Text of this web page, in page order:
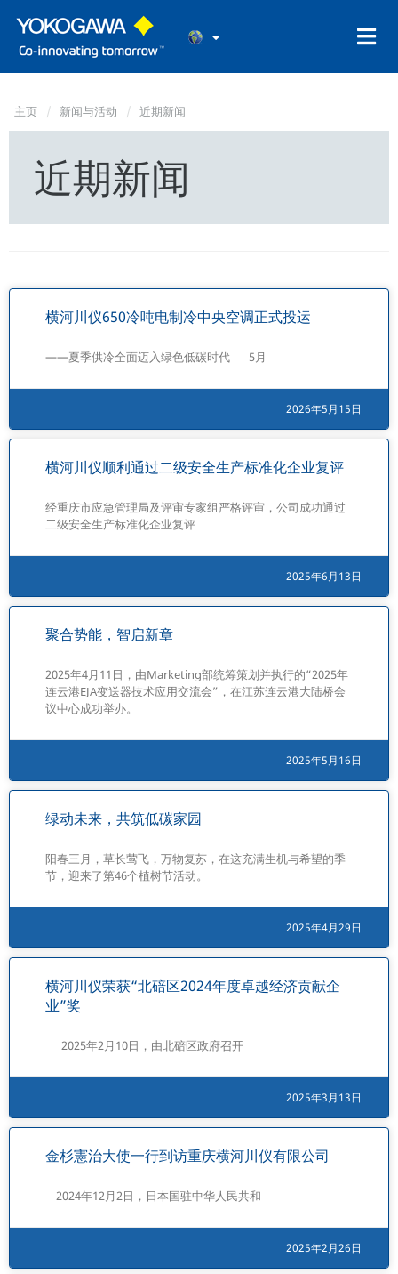
主页 新闻与活动 近期新闻
近期新闻
横河川仪650冷吨电制冷中央空调正式投运
——夏季供冷全面迈入绿色低碳时代 5月
2026年5月15日
横河川仪顺利通过二级安全生产标准化企业复评
经重庆市应急管理局及评审专家组严格评审，公司成功通过
二级安全生产标准化企业复评
2025年6月13日
聚合势能，智启新章
2025年4月11日，由Marketing部统筹策划并执行的“2025年
连云港EJA变送器技术应用交流会”，在江苏连云港大陆桥会
议中心成功举办。
2025年5月16日
绿动未来，共筑低碳家园
阳春三月，草长莺飞，万物复苏，在这充满生机与希望的季
节，迎来了第46个植树节活动。
2025年4月29日
横河川仪荣获“北碚区2024年度卓越经济贡献企
业”奖
2025年2月10日，由北碚区政府召开
2025年3月13日
金杉憲治大使一行到访重庆横河川仪有限公司
2024年12月2日，日本国驻中华人民共和
2025年2月26日